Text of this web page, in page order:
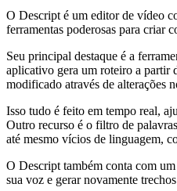
O Descript é um editor de vídeo
ferramentas poderosas para criar
Seu principal destaque é a
aplicativo gera um roteiro a partir
modificado através de alterações
Isso tudo é feito em tempo real,
Outro recurso é o filtro de
até mesmo vícios de
O Descript também conta com
sua voz e gerar novamente